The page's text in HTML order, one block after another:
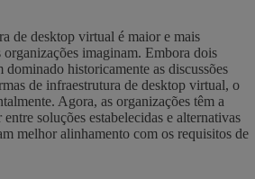
de desktop virtual é maior e mais
imaginam. Embora dois
dominado historicamente as discussões
de infraestrutura de desktop virtual, o
Agora, as organizações têm a
soluções estabelecidas e alternativas
melhor alinhamento com os requisitos de